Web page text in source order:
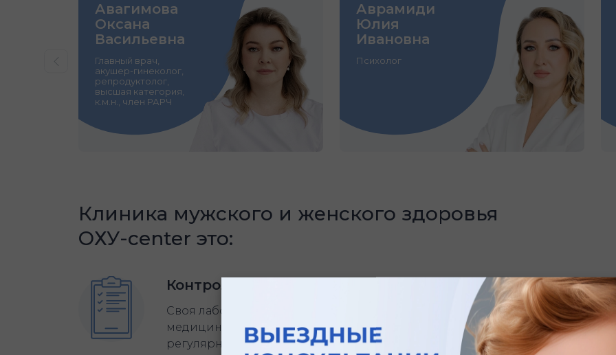
Авагимова
Оксана
Васильевна
Главный врач,
акушер-гинеколог,
репродуктолог,
высшая категория,
к.м.н., член РАРЧ
Аврамиди
Юлия
Ивановна
Психолог
Клиника мужского и женского здоровья
OХУ-center это:
Контроль на каждом этапе
Своя лаборатория, прямые поставки
медицинского материала и протезов,
регулярный внутренний контроль качества
Опыт
лечения